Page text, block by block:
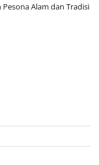
Alam dan Tradisi